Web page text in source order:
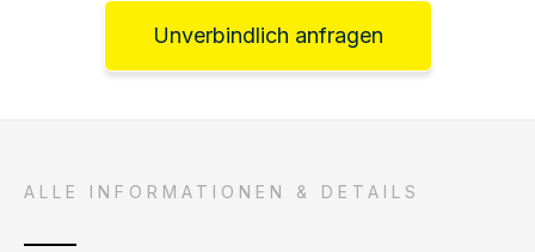
Unverbindlich anfragen
ALLE INFORMATIONEN & DETAILS